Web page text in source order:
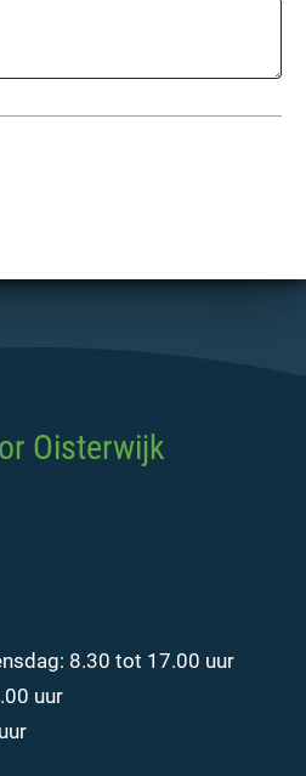
Oisterwijk
8.30 tot 17.00 uur
uur